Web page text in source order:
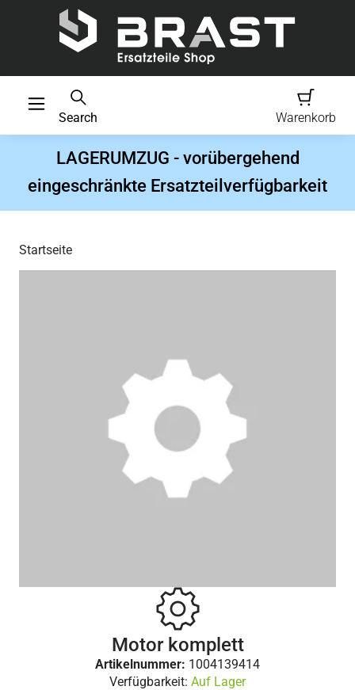
Search Warenkorb
LAGERUMZUG - vorübergehend
eingeschränkte Ersatzteilverfügbarkeit
Startseite
Motor komplett
Artikelnummer: 1004139414
Verfügbarkeit: Auf Lager